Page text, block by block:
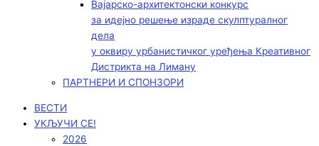
Вајарско-архитектонски конкурс
за идејно решење израде скулптуралног
дела
у оквиру урбанистичког уређења Креативног
Дистрикта на Лиману
ПАРТНЕРИ И СПОНЗОРИ
ВЕСТИ
УКЉУЧИ СЕ!
2026